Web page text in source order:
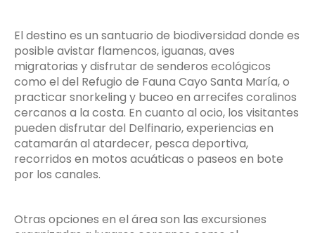
El destino es un santuario de biodiversidad donde es
posible avistar flamencos, iguanas, aves
migratorias y disfrutar de senderos ecológicos
como el del Refugio de Fauna Cayo Santa María, o
practicar snorkeling y buceo en arrecifes coralinos
cercanos a la costa. En cuanto al ocio, los visitantes
pueden disfrutar del Delfinario, experiencias en
catamarán al atardecer, pesca deportiva,
recorridos en motos acuáticas o paseos en bote
por los canales.
Otras opciones en el área son las excursiones